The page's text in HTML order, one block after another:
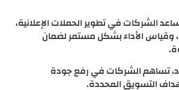
الشركات في تطوير الحملات الإعلانية،
وقياس الأداء بشكل مستمر لضمان
تساهم الشركات في رفع جودة
التسويق المحددة.